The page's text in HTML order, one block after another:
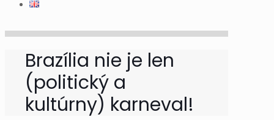
Brazília nie je len
(politický a
kultúrny) karneval!